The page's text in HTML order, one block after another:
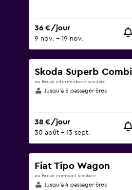
36 €/jour
9 nov. - 19 nov.
Skoda Superb Combi
ou Break intermédiaire similaire
Jusqu’à 5 passager·ères
38 €/jour
30 août - 13 sept.
Fiat Tipo Wagon
ou Break compact similaire
Jusqu’à 4 passager·ères